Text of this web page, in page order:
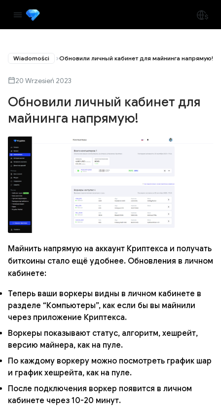
Wiadomości Обновили личный кабинет для майнинга напрямую!
20 Wrzesień 2023
Обновили личный кабинет для
майнинга напрямую!
Майнить напрямую на аккаунт Криптекса и получать
биткоины стало ещё удобнее. Обновления в личном
кабинете:
Теперь ваши воркеры видны в личном кабинете в
разделе “Компьютеры”, как если бы вы майнили
через приложение Криптекса.
Воркеры показывают статус, алгоритм, хешрейт,
версию майнера, как на пуле.
По каждому воркеру можно посмотреть график шар
и график хешрейта, как на пуле.
После подключения воркер появится в личном
кабинете через 10-20 минут.